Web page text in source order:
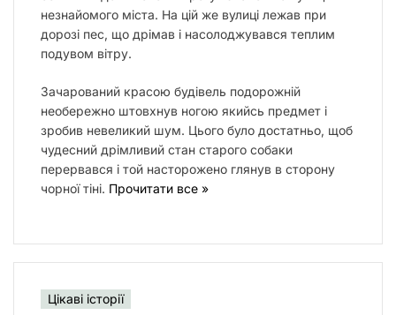
незнайомого міста. На цій же вулиці лежав при
дорозі пес, що дрімав і насолоджувався теплим
подувом вітру.
Зачарований красою будівель подорожній
необережно штовхнув ногою якийсь предмет і
зробив невеликий шум. Цього було достатньо, щоб
чудесний дрімливий стан старого собаки
перервався і той насторожено глянув в сторону
чорної тіні. Прочитати все »
Цікаві історії